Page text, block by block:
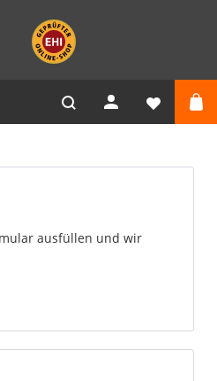
ausfüllen und wir